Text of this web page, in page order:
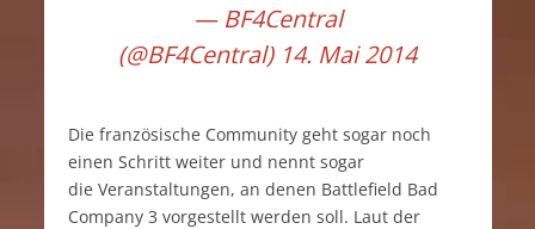
— BF4Central
(@BF4Central) 14. Mai 2014
Die französische Community geht sogar noch
einen Schritt weiter und nennt sogar
die Veranstaltungen, an denen Battlefield Bad
Company 3 vorgestellt werden soll. Laut der